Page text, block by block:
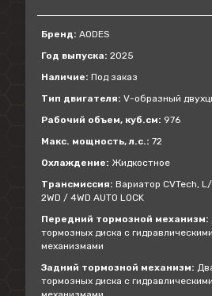
Бренд: AODES
Год выпуска: 2025
Наличие: Под заказ
Тип двигателя: V-образный
Рабочий объем, куб.см: 976
Макс. мощность, л.с.: 72
Охлаждение: Жидкостное
Трансмиссия: Вариатор CVTech,
2WD / 4WD AUTO LOCK
Передний тормозной механизм:
тормозных диска с
механизмами
Задний тормозной механизм:
тормозных диска с